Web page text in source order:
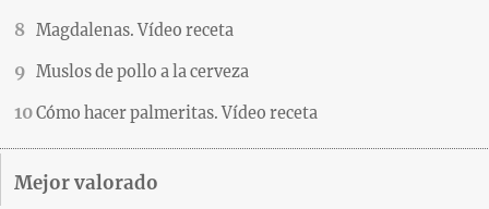
Magdalenas. Vídeo receta
Muslos de pollo a la cerveza
Cómo hacer palmeritas. Vídeo receta
Mejor valorado